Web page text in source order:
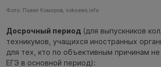
Фото: Павел Комаров, nsknews.info
Досрочный период (для выпускников
техникумов, учащихся иностранных
для тех, кто по объективным причинам
ЕГЭ в основной период):